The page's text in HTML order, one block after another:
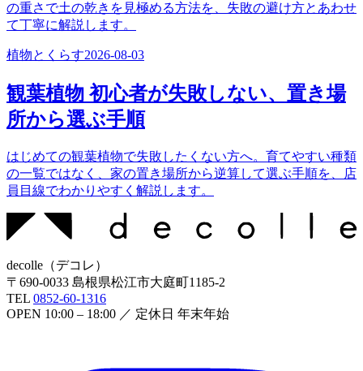
の重さで土の乾きを見極める方法を、失敗の避け方とあわせ
て丁寧に解説します。
植物とくらす2026-08-03
観葉植物 初心者が失敗しない、置き場
所から選ぶ手順
はじめての観葉植物で失敗したくない方へ。育てやすい種類
の一覧ではなく、家の置き場所から逆算して選ぶ手順を、店
員目線でわかりやすく解説します。
decolle （デコレ ）
〒 690-0033 島根県松江市大庭町1185-2
TEL 0852-60-1316
OPEN 10:00 – 18:00 ／ 定休日 年末年始